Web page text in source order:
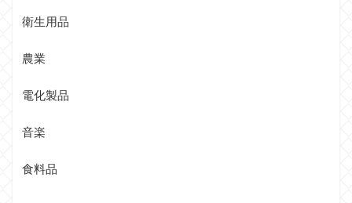
衛生用品
農業
電化製品
音楽
食料品